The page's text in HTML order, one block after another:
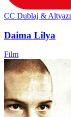
CC Dublaj & Altyazı
Daima Lilya
Film